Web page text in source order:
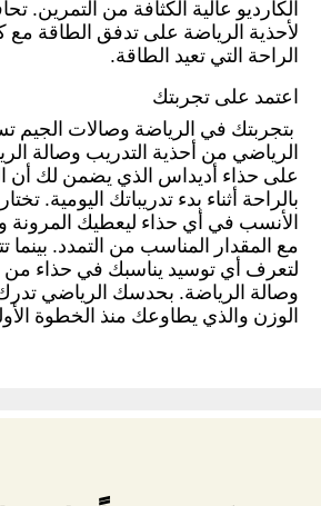
الكارديو عالية الكثافة من التمرين.
لأحذية الرياضة على تدفق الطاقة مع
الراحة التي تعيد الطاقة.
اعتمد على تجربتك
بتجربتك في الرياضة وصالات الجيم
الرياضي من أحذية التدريب وصالة
على حذاء أديداس الذي يضمن لك أن
بالراحة أثناء بدء تدريباتك اليومية.
الأنسب في أي حذاء ليعطيك المرونة
مع المقدار المناسب من التمدد. بينما
لتعرف أي توسيد يناسبك في حذاء من
وصالة الرياضة. بحدسك الرياضي
الوزن والذي يطاوعك منذ الخطوة